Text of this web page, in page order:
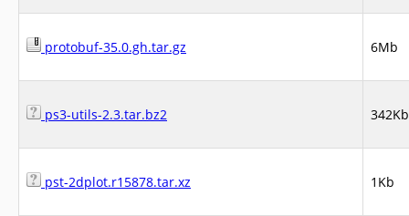
protobuf-35.0.gh.tar.gz 6Mb
ps3-utils-2.3.tar.bz2 342Kb
pst-2dplot.r15878.tar.xz 1Kb